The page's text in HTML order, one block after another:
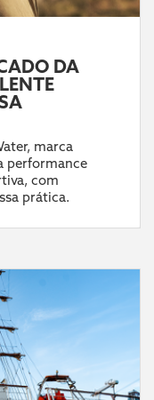
DA
marca
performance
com
prática.